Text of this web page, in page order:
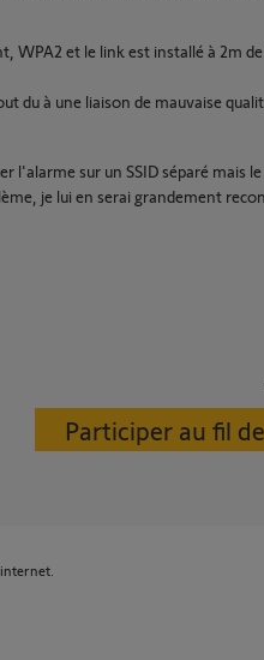
WPA2 et le link est installé à 2m
du à une liaison de mauvaise
l'alarme sur un SSID séparé mais
je lui en serai grandement
Participer au fil